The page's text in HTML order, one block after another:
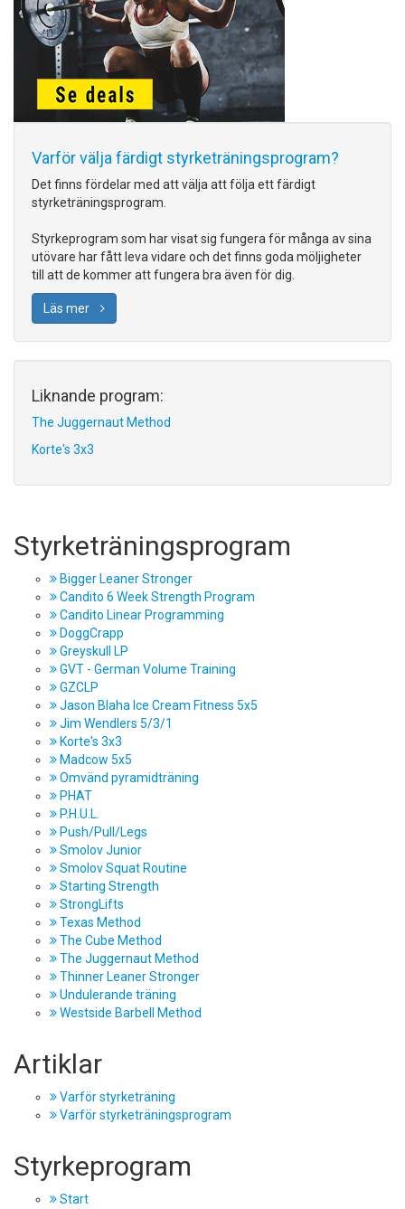
Varför välja färdigt styrketräningsprogram?
Det finns fördelar med att välja att följa ett färdigt
styrketräningsprogram.
Styrkeprogram som har visat sig fungera för många av sina
utövare har fått leva vidare och det finns goda möljigheter
till att de kommer att fungera bra även för dig.
Läs mer
Liknande program:
The Juggernaut Method
Korte's 3x3
Styrketräningsprogram
Bigger Leaner Stronger
Candito 6 Week Strength Program
Candito Linear Programming
DoggCrapp
Greyskull LP
GVT - German Volume Training
GZCLP
Jason Blaha Ice Cream Fitness 5x5
Jim Wendlers 5/3/1
Korte's 3x3
Madcow 5x5
Omvänd pyramidträning
PHAT
P.H.U.L.
Push/Pull/Legs
Smolov Junior
Smolov Squat Routine
Starting Strength
StrongLifts
Texas Method
The Cube Method
The Juggernaut Method
Thinner Leaner Stronger
Undulerande träning
Westside Barbell Method
Artiklar
Varför styrketräning
Varför styrketräningsprogram
Styrkeprogram
Start